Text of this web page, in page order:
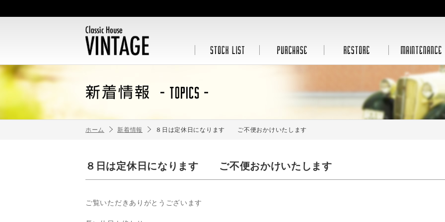
ホーム 新着情報 ８日は定休日になります ご不便おかけいたします
８日は定休日になります ご不便おかけいたします
ご覧いただきありがとうございます